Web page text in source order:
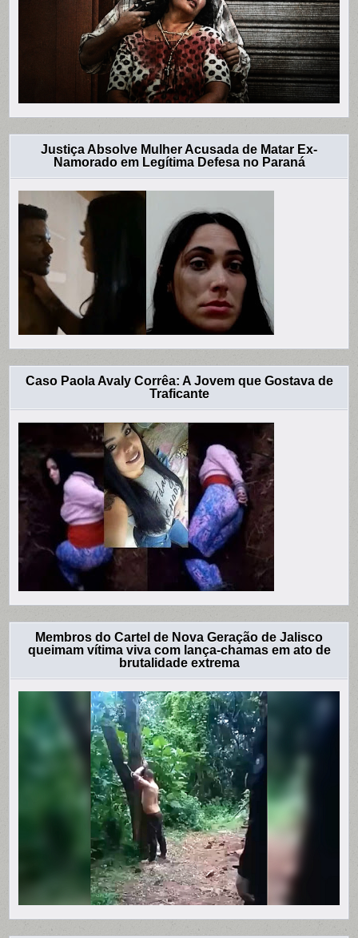
Justiça Absolve Mulher Acusada de Matar Ex-
Namorado em Legítima Defesa no Paraná
Caso Paola Avaly Corrêa: A Jovem que Gostava de
Traficante
Membros do Cartel de Nova Geração de Jalisco
queimam vítima viva com lança-chamas em ato de
brutalidade extrema